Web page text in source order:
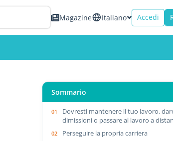
Magazine Italiano Accedi
Sommario
Dovresti mantenere il tuo lavoro,
dimissioni o passare al lavoro a
Perseguire la propria carriera